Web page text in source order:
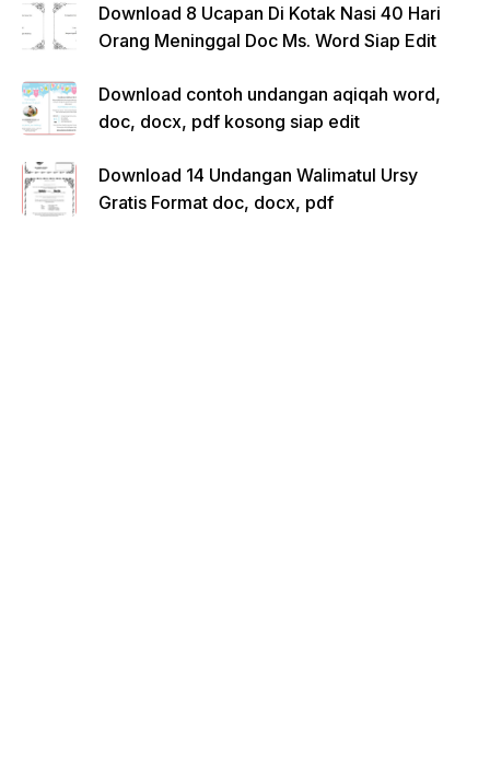
Download 8 Ucapan Di Kotak Nasi 40 Hari
Orang Meninggal Doc Ms. Word Siap Edit
Download contoh undangan aqiqah word,
doc, docx, pdf kosong siap edit
Download 14 Undangan Walimatul Ursy
Gratis Format doc, docx, pdf